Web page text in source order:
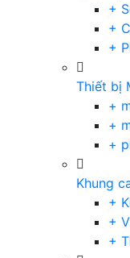
+
+
+
Thiết bị
+
+
+
Khung
+
+
+